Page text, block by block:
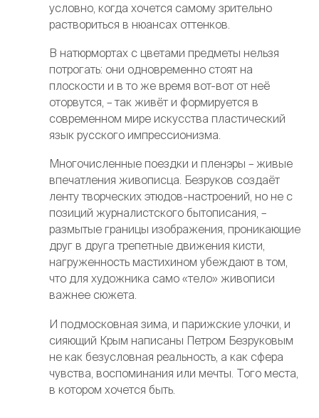
условно, когда хочется самому зрительно
раствориться в нюансах оттенков.
В натюрмортах с цветами предметы нельзя
потрогать: они одновременно стоят на
плоскости и в то же время вот-вот от неё
оторвутся, – так живёт и формируется в
современном мире искусства пластический
язык русского импрессионизма.
Многочисленные поездки и пленэры – живые
впечатления живописца. Безруков создаёт
ленту творческих этюдов-настроений, но не с
позиций журналистского бытописания, –
размытые границы изображения, проникающие
друг в друга трепетные движения кисти,
нагруженность мастихином убеждают в том,
что для художника само «тело» живописи
важнее сюжета.
И подмосковная зима, и парижские улочки, и
сияющий Крым написаны Петром Безруковым
не как безусловная реальность, а как сфера
чувства, воспоминания или мечты. Того места,
в котором хочется быть.